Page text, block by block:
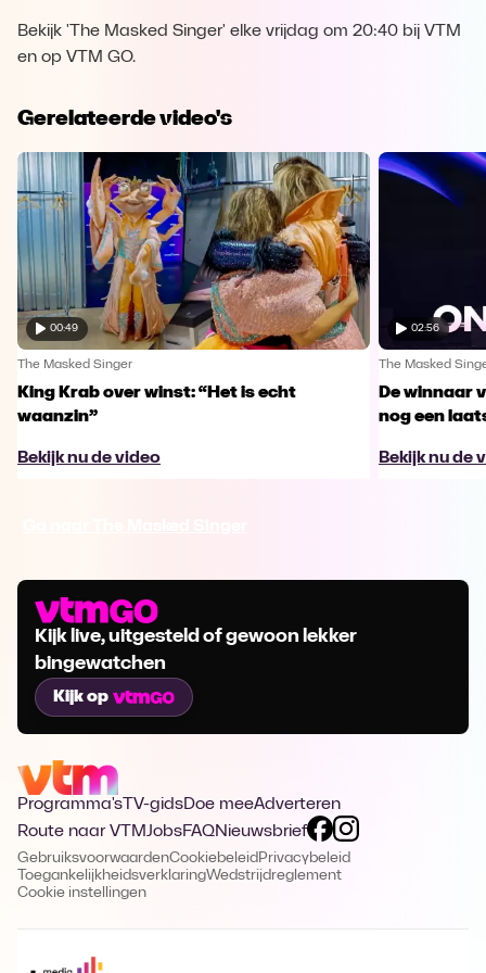
Bekijk 'The Masked Singer' elke vrijdag om 20:40 bij VTM
en op VTM GO.
Gerelateerde video's
00:49
The Masked Singer
King Krab over winst: “Het is echt
waanzin”
Bekijk nu de video
02:56
The Masked
De winnaar
nog een
Bekijk nu de
Kijk live, uitgesteld of gewoon lekker
bingewatchen
Kijk op
Programma's TV-gidsDoe meeAdverteren
Route naar VTMJobsFAQNieuwsbrief
GebruiksvoorwaardenCookiebeleid Privacybeleid
ToegankelijkheidsverklaringWedstrijdreglement
Cookie instellingen